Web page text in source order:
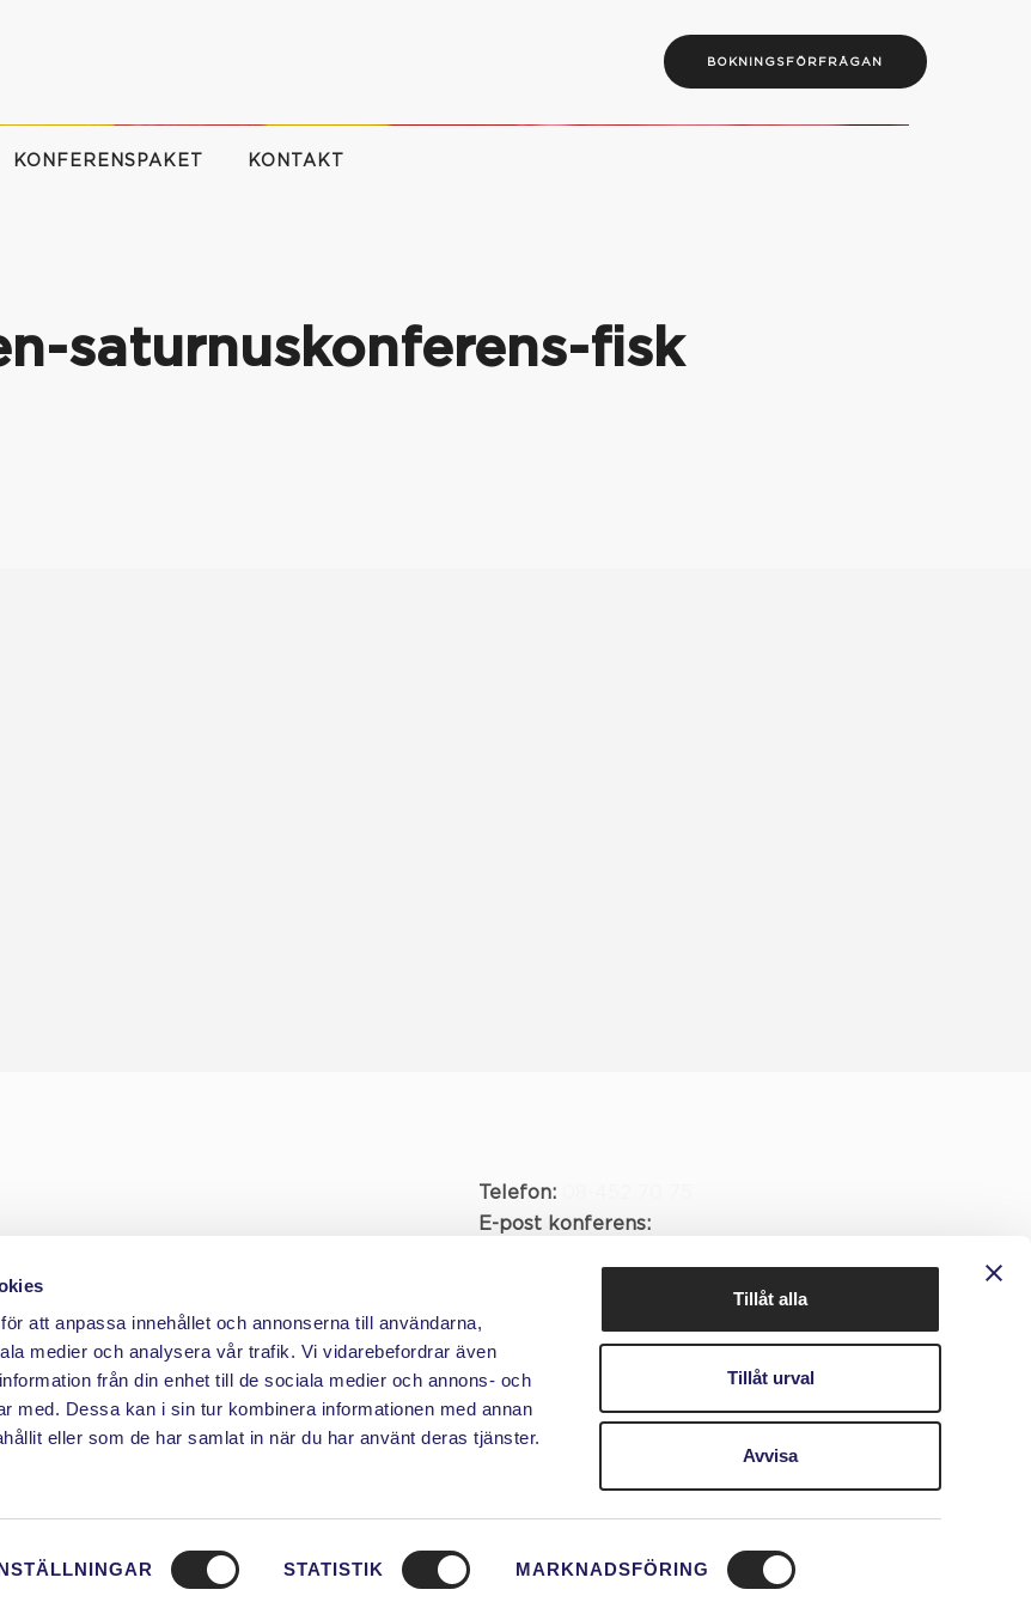
att anpassa innehållet och annonserna till användarna,
medier och analysera vår trafik. Vi vidarebefordrar även
från din enhet till de sociala medier och annons- och
med. Dessa kan i sin tur kombinera informationen med annan
eller som de har samlat in när du har använt deras tjänster.
STATISTIK
MARKNADSFÖRING
Tillåt alla
Tillåt urval
Avvisa
BOKNINGSFÖRFRÅGAN
KONFERENSPAKET KONTAKT
saturnuskonferens-fisk
Telefon:
E-post konferens:
Följ oss på sociala medier